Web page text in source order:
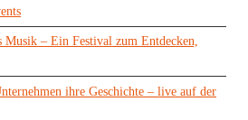
Musik – Ein Festival zum Entdecken,
ihre Geschichte – live auf der